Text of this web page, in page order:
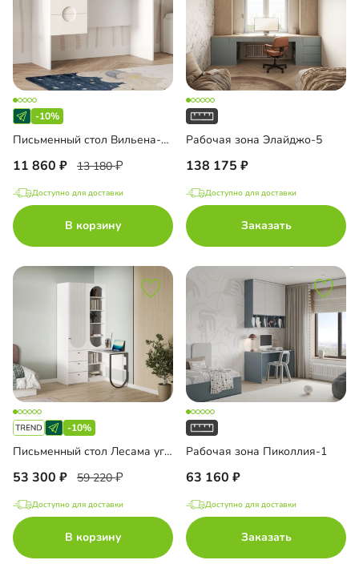
-10%
Письменный стол Вильена-1.2
11 860 13 180
Доступно для доставки
В корзину
Рабочая зона Элайджо-5
138 175
Доступно для доставки
Заказать
-10%
Письменный стол Лесама угловой
53 300 59 220
Доступно для доставки
В корзину
Рабочая зона Пиколлия-1
63 160
Доступно для доставки
Заказать